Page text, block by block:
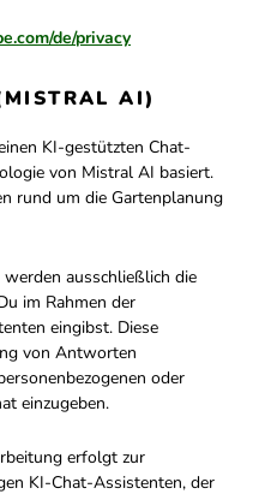
de/privacy
AI)
KI-gestützten Chat-
von Mistral AI basiert.
rund um die Gartenplanung
ausschließlich die
im Rahmen der
eingibst. Diese
von Antworten
oder
einzugeben.
erfolgt zur
KI-Chat-Assistenten, der